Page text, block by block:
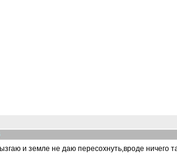
и земле не даю пересохнуть,вроде ничего